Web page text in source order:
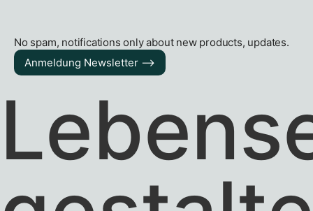
No spam, notifications only about new products, updates.
Anmeldung Newsletter ––>